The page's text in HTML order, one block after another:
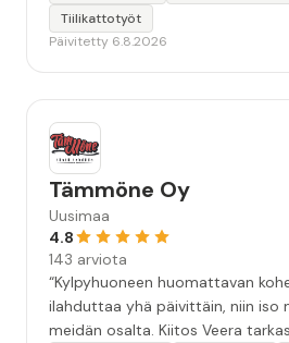
Tiilikattotyöt
Päivitetty 6.8.2026
Tämmöne Oy
Uusimaa
4.8
143 arviota
“Kylpyhuoneen huomattavan
ilahduttaa yhä päivittäin, niin iso
meidän osalta. Kiitos Veera